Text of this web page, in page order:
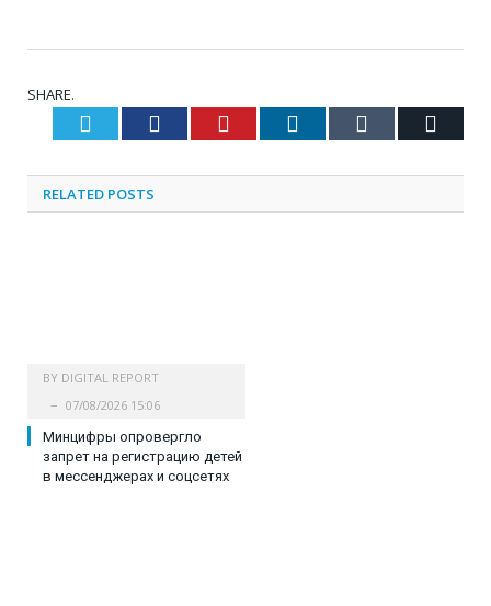
SHARE.
Twitter Facebook Pinterest LinkedIn Tumblr
RELATED POSTS
BY DIGITAL REPORT
07/08/2026 15:06
Минцифры опровергло
запрет на регистрацию детей
в мессенджерах и соцсетях